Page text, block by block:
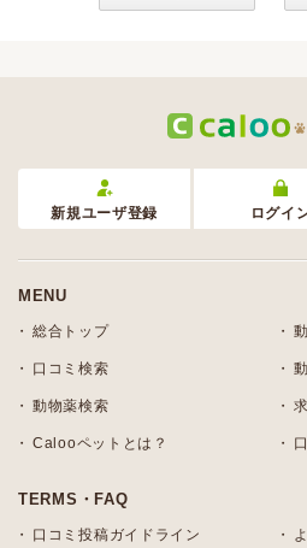
新規ユーザ登録 ログイ
MENU
総合トップ
口コミ検索
動物薬検索
Calooペットとは？
TERMS・FAQ
口コミ投稿ガイドライン